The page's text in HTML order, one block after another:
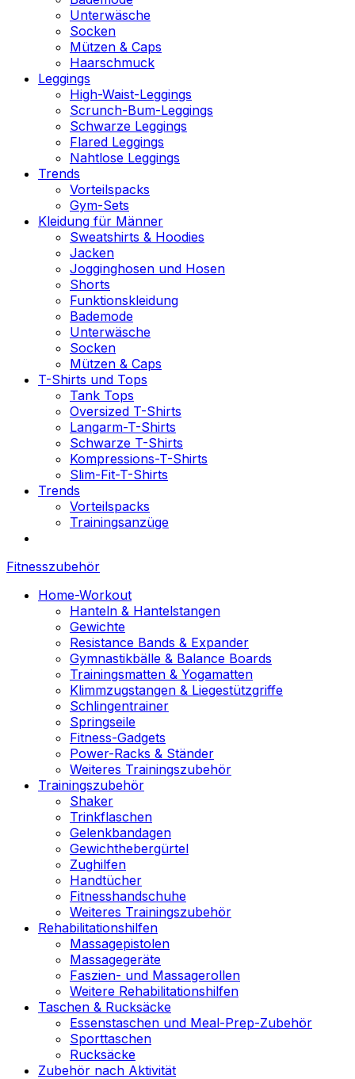
Unterwäsche
Socken
Mützen & Caps
Haarschmuck
Leggings
High-Waist-Leggings
Scrunch-Bum-Leggings
Schwarze Leggings
Flared Leggings
Nahtlose Leggings
Trends
Vorteilspacks
Gym-Sets
Kleidung für Männer
Sweatshirts & Hoodies
Jacken
Jogginghosen und Hosen
Shorts
Funktionskleidung
Bademode
Unterwäsche
Socken
Mützen & Caps
T-Shirts und Tops
Tank Tops
Oversized T-Shirts
Langarm-T-Shirts
Schwarze T-Shirts
Kompressions-T-Shirts
Slim-Fit-T-Shirts
Trends
Vorteilspacks
Trainingsanzüge
Fitnesszubehör
Home-Workout
Hanteln & Hantelstangen
Gewichte
Resistance Bands & Expander
Gymnastikbälle & Balance Boards
Trainingsmatten & Yogamatten
Klimmzugstangen & Liegestützgriffe
Schlingentrainer
Springseile
Fitness-Gadgets
Power-Racks & Ständer
Weiteres Trainingszubehör
Trainingszubehör
Shaker
Trinkflaschen
Gelenkbandagen
Gewichthebergürtel
Zughilfen
Handtücher
Fitnesshandschuhe
Weiteres Trainingszubehör
Rehabilitationshilfen
Massagepistolen
Massagegeräte
Faszien- und Massagerollen
Weitere Rehabilitationshilfen
Taschen & Rucksäcke
Essenstaschen und Meal-Prep-Zubehör
Sporttaschen
Rucksäcke
Zubehör nach Aktivität